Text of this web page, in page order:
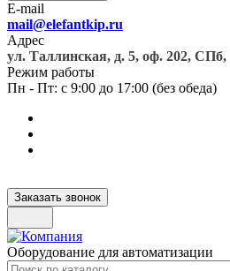
E-mail
mail@elefantkip.ru
Адрес
ул. Таллинская, д. 5, оф. 202, СПб,
Режим работы
Пн - Пт: с 9:00 до 17:00 (без обеда)
Заказать звонок
Оборудование для автоматизации